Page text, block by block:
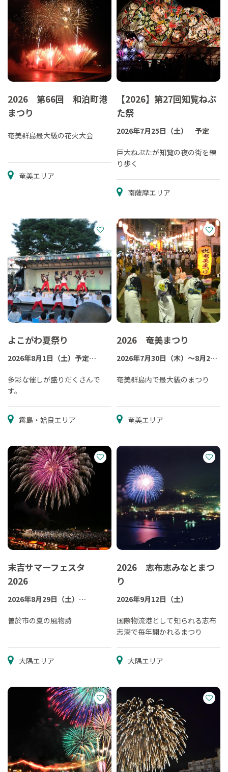
2026 第66回 和泊町港
まつり
奄美群島最大級の花火大会
奄美エリア
【2026】第27回知覧ねぷ
た祭
2026年7月25日（土） 予定
巨大ねぷたが知覧の夜の街を練
り歩く
南薩摩エリア
よこがわ夏祭り
2026年8月1日（土）予定
多彩な催しが盛りだくさんで
す。
霧島・姶良エリア
2026 奄美まつり
2026年7月30日（木）～8月2日
奄美群島内で最大級のまつり
奄美エリア
末吉サマーフェスタ
2026
2026年8月29日（土）
延又は9月5日（土）に延期
曽於市の夏の風物詩
大隅エリア
2026 志布志みなとまつ
り
2026年9月12日（土）
国際物流港として知られる志布
志港で毎年開かれるまつり
大隅エリア